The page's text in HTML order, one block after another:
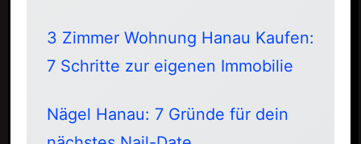
3 Zimmer Wohnung Hanau Kaufen:
7 Schritte zur eigenen Immobilie
Nägel Hanau: 7 Gründe für dein